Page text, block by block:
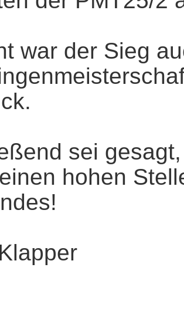
war der Sieg
sei
hohen